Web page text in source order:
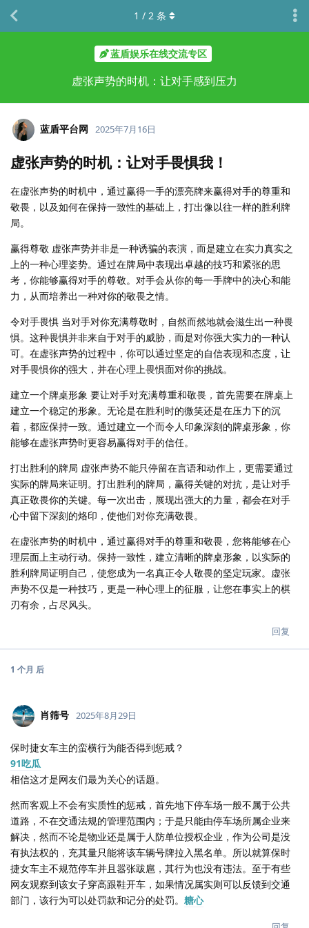
蓝盾娱乐在线交流专区
虚张声势的时机：让对手感到压力
1 / 2 条
蓝盾平台网 2025年7月16日
虚张声势的时机：让对手畏惧我！
在虚张声势的时机中，通过赢得一手的漂亮牌来赢得对手的尊重和
敬畏，以及如何在保持一致性的基础上，打出像以往一样的胜利牌
局。
赢得尊敬 虚张声势并非是一种诱骗的表演，而是建立在实力真实之
上的一种心理姿势。通过在牌局中表现出卓越的技巧和紧张的思
考，你能够赢得对手的尊敬。对手会从你的每一手牌中的决心和能
力，从而培养出一种对你的敬畏之情。
令对手畏惧 当对手对你充满尊敬时，自然而然地就会滋生出一种畏
惧。这种畏惧并非来自于对手的威胁，而是对你强大实力的一种认
可。在虚张声势的过程中，你可以通过坚定的自信表现和态度，让
对手畏惧你的强大，并在心理上畏惧面对你的挑战。
建立一个牌桌形象 要让对手对充满尊重和敬畏，首先需要在牌桌上
建立一个稳定的形象。无论是在胜利时的微笑还是在压力下的沉
着，都应保持一致。通过建立一个而令人印象深刻的牌桌形象，你
能够在虚张声势时更容易赢得对手的信任。
打出胜利的牌局 虚张声势不能只停留在言语和动作上，更需要通过
实际的牌局来证明。打出胜利的牌局，赢得关键的对抗，是让对手
真正敬畏你的关键。每一次出击，展现出强大的力量，都会在对手
心中留下深刻的烙印，使他们对你充满敬畏。
在虚张声势的时机中，通过赢得对手的尊重和敬畏，您将能够在心
理层面上主动行动。保持一致性，建立清晰的牌桌形象，以实际的
胜利牌局证明自己，使您成为一名真正令人敬畏的坚定玩家。虚张
声势不仅是一种技巧，更是一种心理上的征服，让您在事实上的棋
刃有余，占尽风头。
回复
1 个月 后
肖筛号 2025年8月29日
保时捷女车主的蛮横行为能否得到惩戒？
91吃瓜
相信这才是网友们最为关心的话题。
然而客观上不会有实质性的惩戒，首先地下停车场一般不属于公共
道路，不在交通法规的管理范围内；于是只能由停车场所属企业来
解决，然而不论是物业还是属于人防单位授权企业，作为公司是没
有执法权的，充其量只能将该车辆号牌拉入黑名单。所以就算保时
捷女车主不规范停车并且嚣张跋扈，其行为也没有违法。至于有些
网友观察到该女子穿高跟鞋开车，如果情况属实则可以反馈到交通
部门，该行为可以处罚款和记分的处罚。 糖心